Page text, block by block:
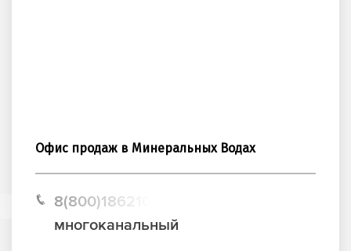
Офис продаж в Минеральных Водах
8(800)1862102
многоканальный